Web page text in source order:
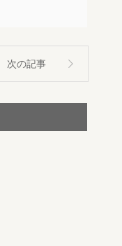
次の記事